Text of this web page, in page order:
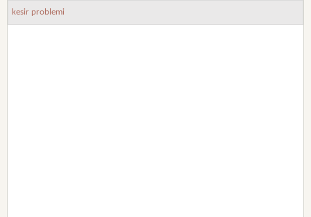
3. Sınıf Matematik Soruları
kesir problemi